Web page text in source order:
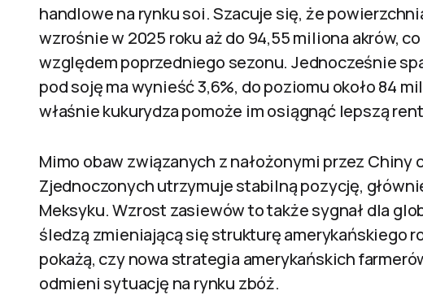
handlowe na rynku soi. Szacuje się, że
wzrośnie w 2025 roku aż do 94,55 miliona akrów,
względem poprzedniego sezonu. Jednocześnie
pod soję ma wynieść 3,6%, do poziomu około 84
właśnie kukurydza pomoże im osiągnąć lepszą
Mimo obaw związanych z nałożonymi przez Chiny
Zjednoczonych utrzymuje stabilną pozycję,
Meksyku. Wzrost zasiewów to także sygnał dla
śledzą zmieniającą się strukturę amerykańskiego
pokażą, czy nowa strategia amerykańskich
odmieni sytuację na rynku zbóż.